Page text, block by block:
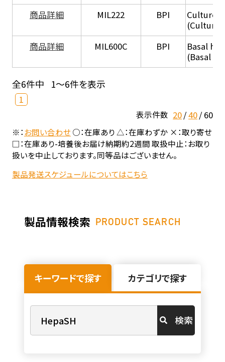
商品詳細
MIL222 BPI
Culture
(Culture
商品詳細
MIL600C BPI
Basal
(Basal
全6件中 1～6件を表示
1
表示件数 20 40 60
※：お問い合わせ○：在庫あり △：在庫わずか ×：取り寄せ
□：在庫あり-培養後お届け納期約2週間 取扱中止：お取り
扱いを中止しております。同等品はございません。
製品発送スケジュールについてはこちら
製品情報検索 PRODUCT SEARCH
キーワードで探す カテゴリで探す
検索